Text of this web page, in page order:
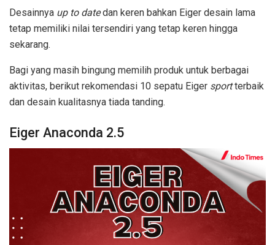
Desainnya up to datedan keren bahkan Eiger desain lama
tetap memiliki nilai tersendiri yang tetap keren hingga
sekarang.
Bagi yang masih bingung memilih produk untuk berbagai
aktivitas, berikut rekomendasi 10 sepatu Eiger sportterbaik
dan desain kualitasnya tiada tanding.
Eiger Anaconda 2.5